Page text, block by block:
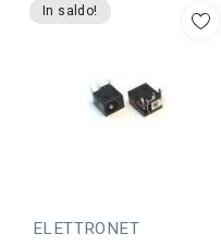
In saldo!
ELETTRONET